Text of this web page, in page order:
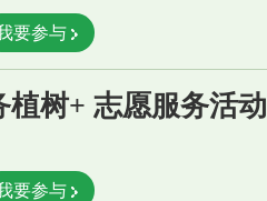
要参与
树+ 志愿服务活动
要参与